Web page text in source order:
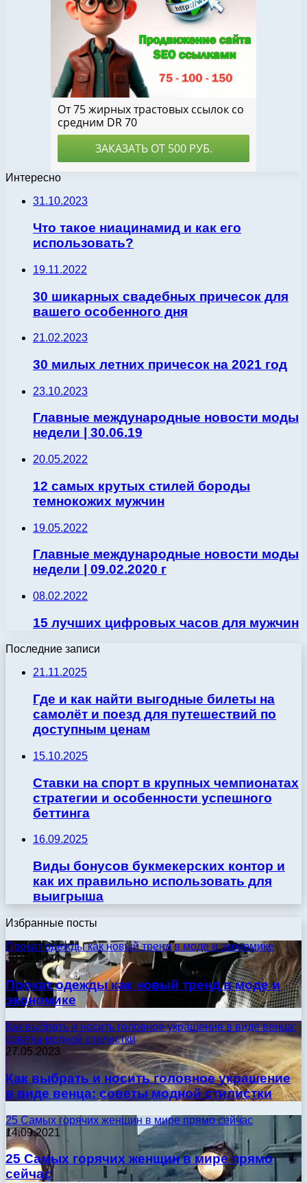
Интересно
31.10.2023
Что такое ниацинамид и как его
использовать?
19.11.2022
30 шикарных свадебных причесок для
вашего особенного дня
21.02.2023
30 милых летних причесок на 2021 год
23.10.2023
Главные международные новости моды
недели | 30.06.19
20.05.2022
12 самых крутых стилей бороды
темнокожих мужчин
19.05.2022
Главные международные новости моды
недели | 09.02.2020 г
08.02.2022
15 лучших цифровых часов для мужчин
Последние записи
21.11.2025
Где и как найти выгодные билеты на
самолёт и поезд для путешествий по
доступным ценам
15.10.2025
Ставки на спорт в крупных чемпионатах
стратегии и особенности успешного
беттинга
16.09.2025
Виды бонусов букмекерских контор и
как их правильно использовать для
выигрыша
Избранные посты
Прокат одежды как новый тренд в моде и экономике
30.09.2024
Прокат одежды как новый тренд в моде и
экономике
Как выбрать и носить головное украшение в виде венца:
советы модной стилистки
27.05.2023
Как выбрать и носить головное украшение
в виде венца: советы модной стилистки
25 Самых горячих женщин в мире прямо сейчас
14.09.2021
25 Самых горячих женщин в мире прямо
сейчас